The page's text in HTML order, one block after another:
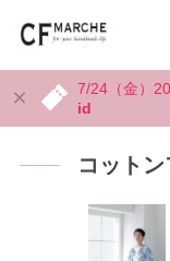
7/24（金）
id
コット